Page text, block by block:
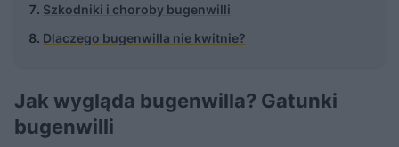
Szkodniki i choroby bugenwilli
Dlaczego bugenwilla nie kwitnie?
Jak wygląda bugenwilla? Gatunki
bugenwilli